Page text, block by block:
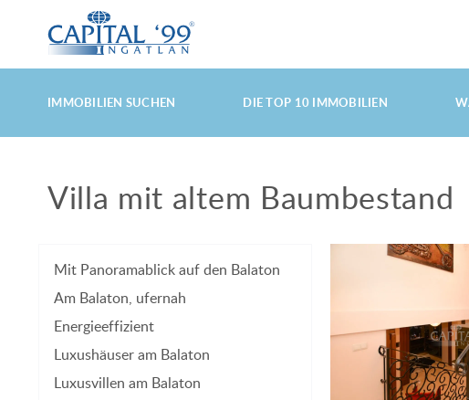
DIREKT
INHALT
DIREKT
INHALT
IMMOBILIEN SUCHEN DIE TOP 10 IMMOBILIEN
Villa mit altem Baumbestand
Mit Panoramablick auf den Balaton
Am Balaton, ufernah
Energieeffizient
Luxushäuser am Balaton
Luxusvillen am Balaton